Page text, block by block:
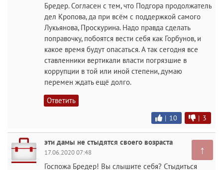
Бредер. Согласен с тем, что Подгора продолжатель
дел Кропова, да при всём с поддержкой самого
Лукьянова, Проскурина. Надо правда сделать
поправочку, побоятся вести себя как Горбунов, и
какое время будут опасаться. А так сегодня все
ставленники вертикали власти погрязшие в
коррупции в той или иной степени, думаю
перемен ждать ещё долго.
Ответить
| 10 | 3
эти дамы не стыдятся своего возраста
17.06.2020 07:48
Госпожа Бредер! Вы слышите себя? Стыдиться
↑